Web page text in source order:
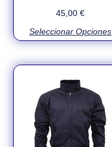
45,00€
Seleccionar Opciones